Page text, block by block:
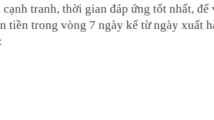
tranh, thời gian đáp ứng tốt nhất,
tiền trong vòng 7 ngày kể từ ngày xuất